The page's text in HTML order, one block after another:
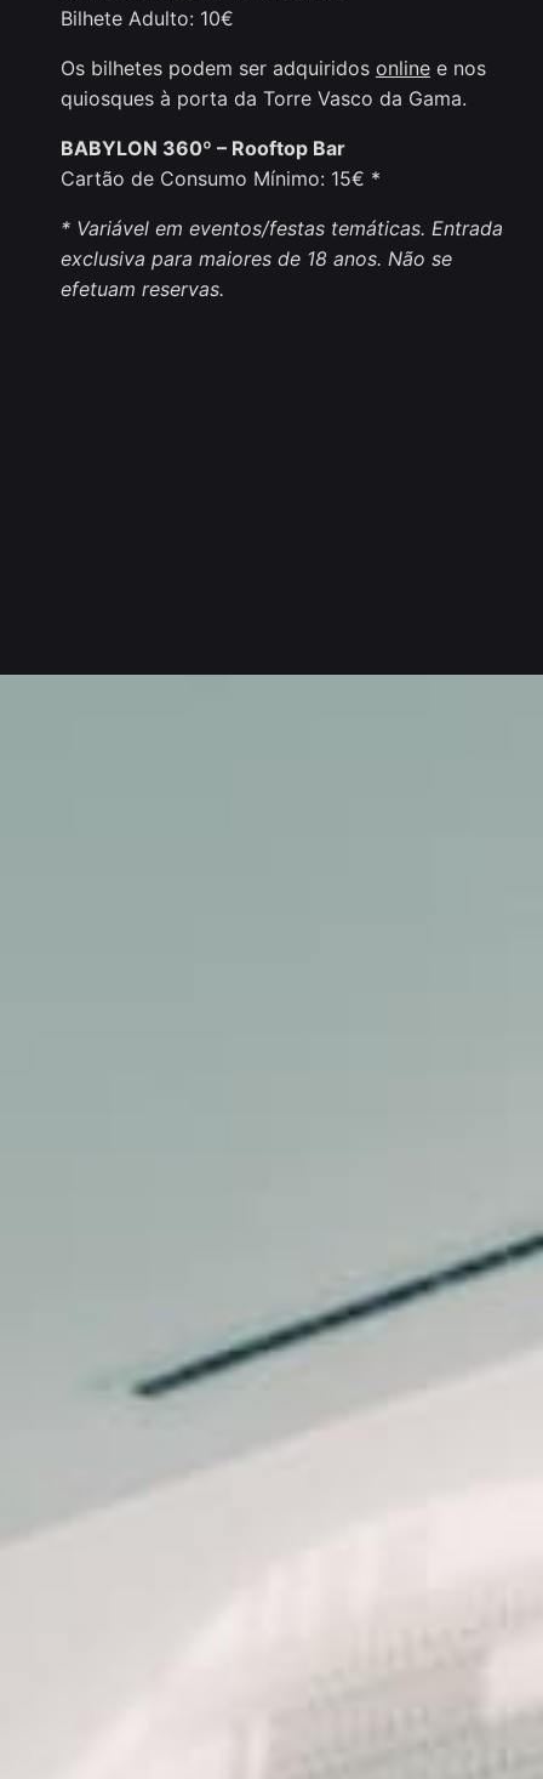
Bilhete Adulto: 10€
Os bilhetes podem ser adquiridos online e nos
quiosques à porta da Torre Vasco da Gama.
BABYLON 360º – Rooftop Bar
Cartão de Consumo Mínimo: 15€ *
* Variável em eventos/festas temáticas. Entrada
exclusiva para maiores de 18 anos. Não se
efetuam reservas.